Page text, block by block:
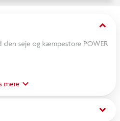
keyboard_arrow_down
seje og kæmpestore POWER
cm i højden, er denne action-
tage udfordringerne op på
mere
keyboard_arrow_down